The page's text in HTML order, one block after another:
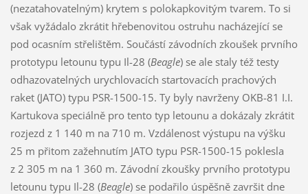
(nezatahovatelným) krytem s polokapkovitým tvarem. To si
však vyžádalo zkrátit hřebenovitou ostruhu nacházející se
pod ocasním střelištěm. Součástí závodních zkoušek prvního
prototypu letounu typu Il-28 (Beagle) se ale staly též testy
odhazovatelných urychlovacích startovacích prachových
raket (JATO) typu PSR-1500-15. Ty byly navrženy OKB-81 I.I.
Kartukova speciálně pro tento typ letounu a dokázaly zkrátit
rozjezd z 1 140 m na 710 m. Vzdálenost výstupu na výšku
25 m přitom zažehnutím JATO typu PSR-1500-15 poklesla
z 2 305 m na 1 360 m. Závodní zkoušky prvního prototypu
letounu typu Il-28 (Beagle) se podařilo úspěšně završit dne